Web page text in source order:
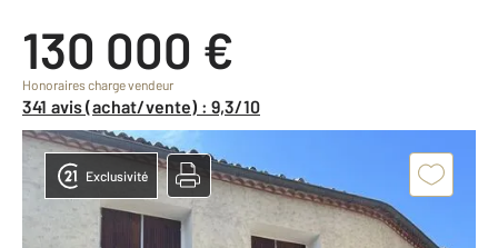
130 000 €
Honoraires charge vendeur
341 avis (achat/vente) : 9,3/10
Exclusivité